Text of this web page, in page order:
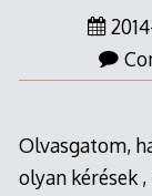
Olvasgatom,
olyan kérések